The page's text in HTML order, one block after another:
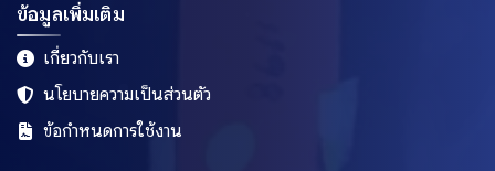
ข้อมูลเพิ่มเติม
เกี่ยวกับเรา
นโยบายความเป็นส่วนตัว
ข้อกำหนดการใช้งาน